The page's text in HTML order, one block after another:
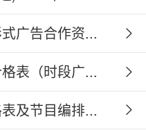
广告合作资...
表（时段广...
及节目编排...